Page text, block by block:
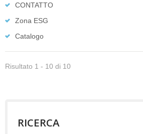
CONTATTO
Zona ESG
Catalogo
Risultato 1 - 10 di 10
RICERCA